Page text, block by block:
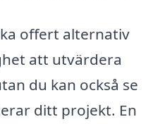
offert alternativ
att utvärdera
du kan också se
ditt projekt. En